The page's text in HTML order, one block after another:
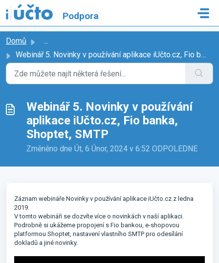
Přeskočit na hlavní obsah
Podpora
Domů
...
Webinář 5. Novinky v používání aplikace iUčto.cz, Fio ban...
Webinář 5. Novinky v používání
aplikace iUčto.cz, Fio banka,
Shoptet, SMTP
Změněno dne Út, 6 Únor, 2024 v 6:52 ODPOLEDNE
Záznam webináře Novinky v používání aplikace iUčto.cz z ledna
2019.
V tomto webináři se dozvíte více o novinkách v naší aplikaci.
Podrobně si ukážeme propojení s Fio bankou, e-shopovou
platformou Shoptet, nastavení vlastního SMTP pro odesílání
dokladů a jiné novinky.